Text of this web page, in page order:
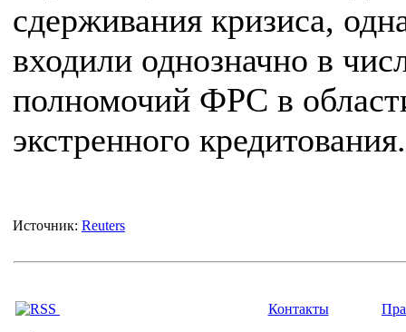
сдерживания кризиса,
входили однозначно в
полномочий ФРС в
экстренного кредитования.
Источник: Reuters
Контакты